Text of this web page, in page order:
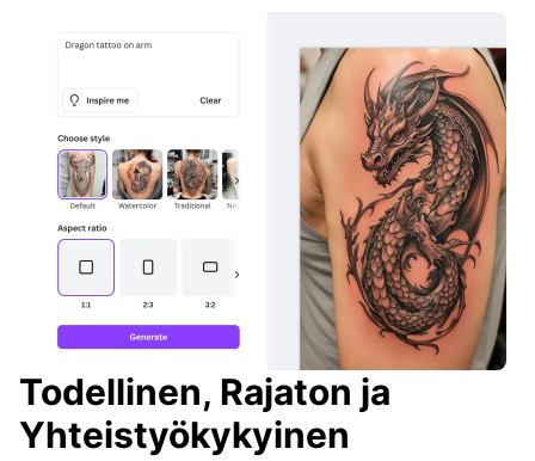
Todellinen, Rajaton ja
Yhteistyökykyinen